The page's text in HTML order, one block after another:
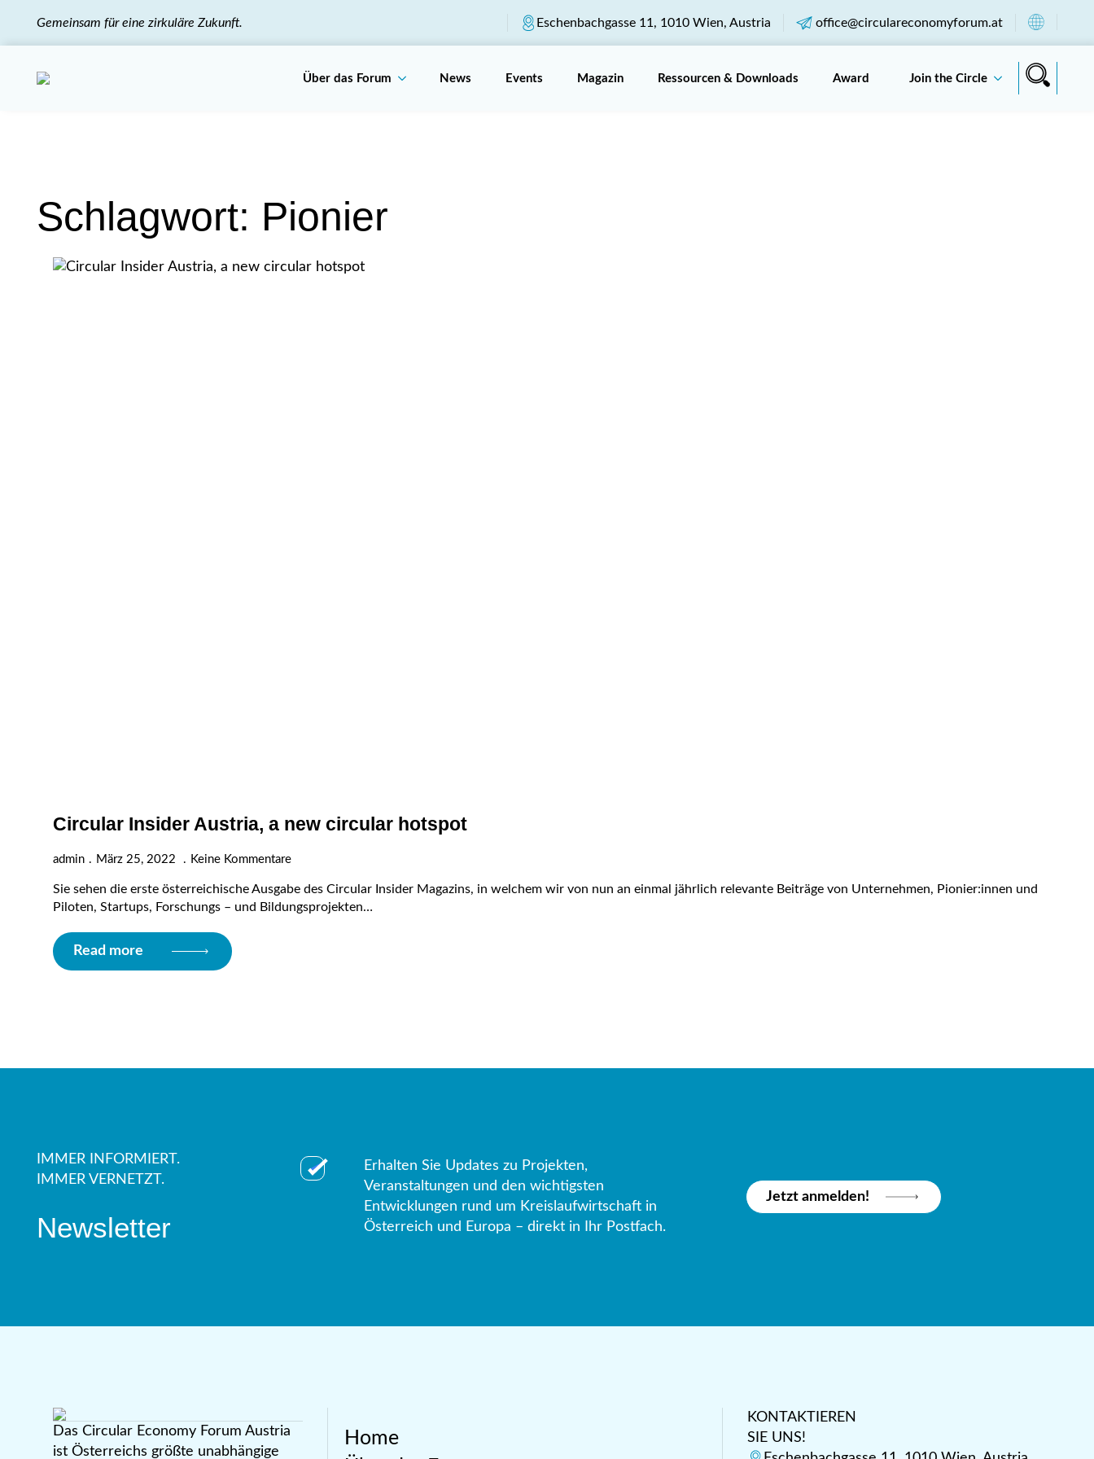
Gemeinsam für eine zirkuläre Zukunft. Eschenbachgasse 11, 1010 Wien, Austria office@circulareconomyforum.at
Über das Forum News Events Magazin Ressourcen & Downloads Award Join the Circle
Schlagwort: Pionier
Circular Insider Austria, a new circular hotspot
admin März 25, 2022 Keine Kommentare
Sie sehen die erste österreichische Ausgabe des Circular Insider Magazins, in welchem wir von nun an einmal jährlich relevante Beiträge von Unternehmen, Pionier:innen und
Piloten, Startups, Forschungs – und Bildungsprojekten…
Read more
IMMER INFORMIERT.
IMMER VERNETZT.
Newsletter
Erhalten Sie Updates zu Projekten,
Veranstaltungen und den wichtigsten
Entwicklungen rund um Kreislaufwirtschaft in
Österreich und Europa – direkt in Ihr Postfach.
Jetzt anmelden!
Das Circular Economy Forum Austria
ist Österreichs größte unabhängige
Home
KONTAKTIEREN
SIE UNS!